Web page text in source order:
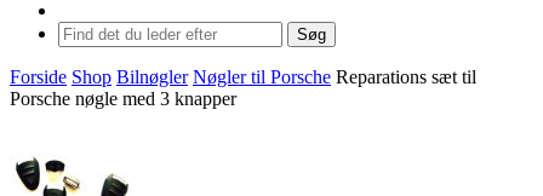
Søg
Forside Shop Bilnøgler Nøgler til Porsche Reparations sæt til
Porsche nøgle med 3 knapper